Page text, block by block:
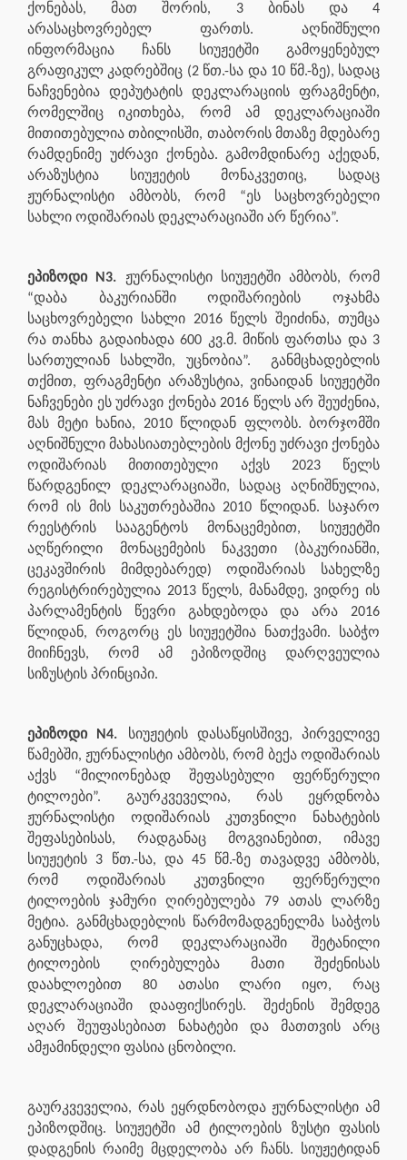
ქონებას, მათ შორის, 3 ბინას და 4
არასაცხოვრებელ ფართს. აღნიშნული
ინფორმაცია ჩანს სიუჟეტში გამოყენებულ
გრაფიკულ კადრებშიც (2 წთ.-სა და 10 წმ.-ზე), სადაც
ნაჩვენებია დეპუტატის დეკლარაციის ფრაგმენტი,
რომელშიც იკითხება, რომ ამ დეკლარაციაში
მითითებულია თბილისში, თაბორის მთაზე მდებარე
რამდენიმე უძრავი ქონება. გამომდინარე აქედან,
არაზუსტია სიუჟეტის მონაკვეთიც, სადაც
ჟურნალისტი ამბობს, რომ “ეს საცხოვრებელი
სახლი ოდიშარიას დეკლარაციაში არ წერია”.
ეპიზოდი N3.
ჟურნალისტი სიუჟეტში ამბობს, რომ
“დაბა ბაკურიანში ოდიშარიების ოჯახმა
საცხოვრებელი სახლი 2016 წელს შეიძინა, თუმცა
რა თანხა გადაიხადა 600 კვ.მ. მიწის ფართსა და 3
სართულიან სახლში, უცნობია”.
განმცხადებლის
თქმით, ფრაგმენტი არაზუსტია, ვინაიდან სიუჟეტში
ნაჩვენები ეს უძრავი ქონება 2016 წელს არ შეუძენია,
მას მეტი ხანია, 2010 წლიდან ფლობს. ბორჯომში
აღნიშნული მახასიათებლების მქონე უძრავი ქონება
ოდიშარიას მითითებული აქვს 2023 წელს
წარდგენილ დეკლარაციაში, სადაც აღნიშნულია,
რომ ის მის საკუთრებაშია 2010 წლიდან. საჯარო
რეესტრის სააგენტოს მონაცემებით, სიუჟეტში
აღწერილი მონაცემების ნაკვეთი (ბაკურიანში,
ცეკავშირის მიმდებარედ) ოდიშარიას სახელზე
რეგისტრირებულია 2013 წელს, მანამდე, ვიდრე ის
პარლამენტის წევრი გახდებოდა და არა 2016
წლიდან, როგორც ეს სიუჟეტშია ნათქვამი. საბჭო
მიიჩნევს, რომ ამ ეპიზოდშიც დარღვეულია
სიზუსტის პრინციპი.
ეპიზოდი N4.
სიუჟეტის დასაწყისშივე, პირველივე
წამებში, ჟურნალისტი ამბობს, რომ ბექა ოდიშარიას
აქვს “მილიონებად შეფასებული ფერწერული
ტილოები”. გაურკვეველია, რას ეყრდნობა
ჟურნალისტი ოდიშარიას კუთვნილი ნახატების
შეფასებისას, რადგანაც მოგვიანებით, იმავე
სიუჟეტის 3 წთ.-სა, და 45 წმ.-ზე თავადვე ამბობს,
რომ ოდიშარიას კუთვნილი ფერწერული
ტილოების ჯამური ღირებულება 79 ათას ლარზე
მეტია. განმცხადებლის წარმომადგენელმა საბჭოს
განუცხადა, რომ დეკლარაციაში შეტანილი
ტილოების ღირებულება მათი შეძენისას
დაახლოებით 80 ათასი ლარი იყო, რაც
დეკლარაციაში დააფიქსირეს. შეძენის შემდეგ
აღარ შეუფასებიათ ნახატები და მათთვის არც
ამჟამინდელი ფასია ცნობილი.
გაურკვეველია, რას ეყრდნობოდა ჟურნალისტი ამ
ეპიზოდშიც. სიუჟეტში ამ ტილოების ზუსტი ფასის
დადგენის რაიმე მცდელობა არ ჩანს. სიუჟეტიდან